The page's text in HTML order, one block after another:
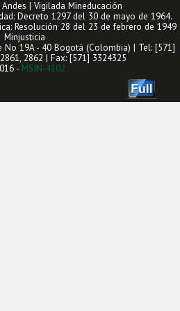
| Vigilada Mineducación
Decreto 1297 del 30 de mayo de 1964.
Resolución 28 del 23 de febrero de 1949
Minjusticia
No 19A - 40 Bogotá (Colombia) | Tel: [571]
2862 | Fax: [571] 3324325
- MSIN-4102